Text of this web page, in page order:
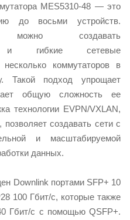
MES5310-48 — это
до восьми устройств.
создавать
и гибкие сетевые
коммутаторов в
Такой подход упрощает
общую сложность ее
технологии EVPN/VXLAN,
позволяет создавать сети с
и масштабируемой
данных.
Downlink портами SFP+ 10
100 Гбит/с, которые также
Гбит/c с помощью QSFP+.